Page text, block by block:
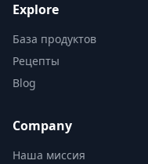
Explore
База продуктов
Рецепты
Blog
Company
Наша миссия